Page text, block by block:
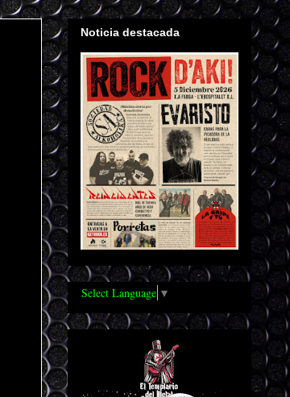
Noticia destacada
Select Language ▼